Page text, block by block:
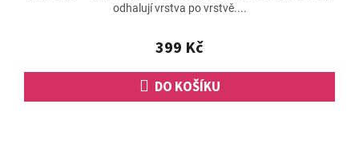
399 Kč
DO KOŠÍKU
odhalují vrstva po vrstvě....